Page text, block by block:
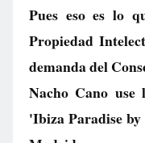
Pues eso es lo
Propiedad
demanda del
Nacho Cano
'Ibiza Paradise